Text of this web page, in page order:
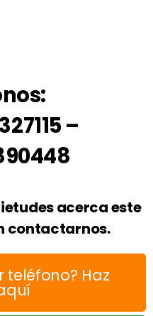
–
acerca este
contactarnos.
teléfono? Haz